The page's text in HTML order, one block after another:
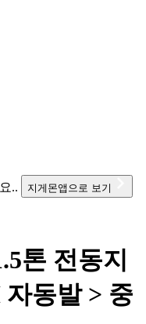
.. 지게몬앱으로 보기
톤 전동지
자동발 > 중